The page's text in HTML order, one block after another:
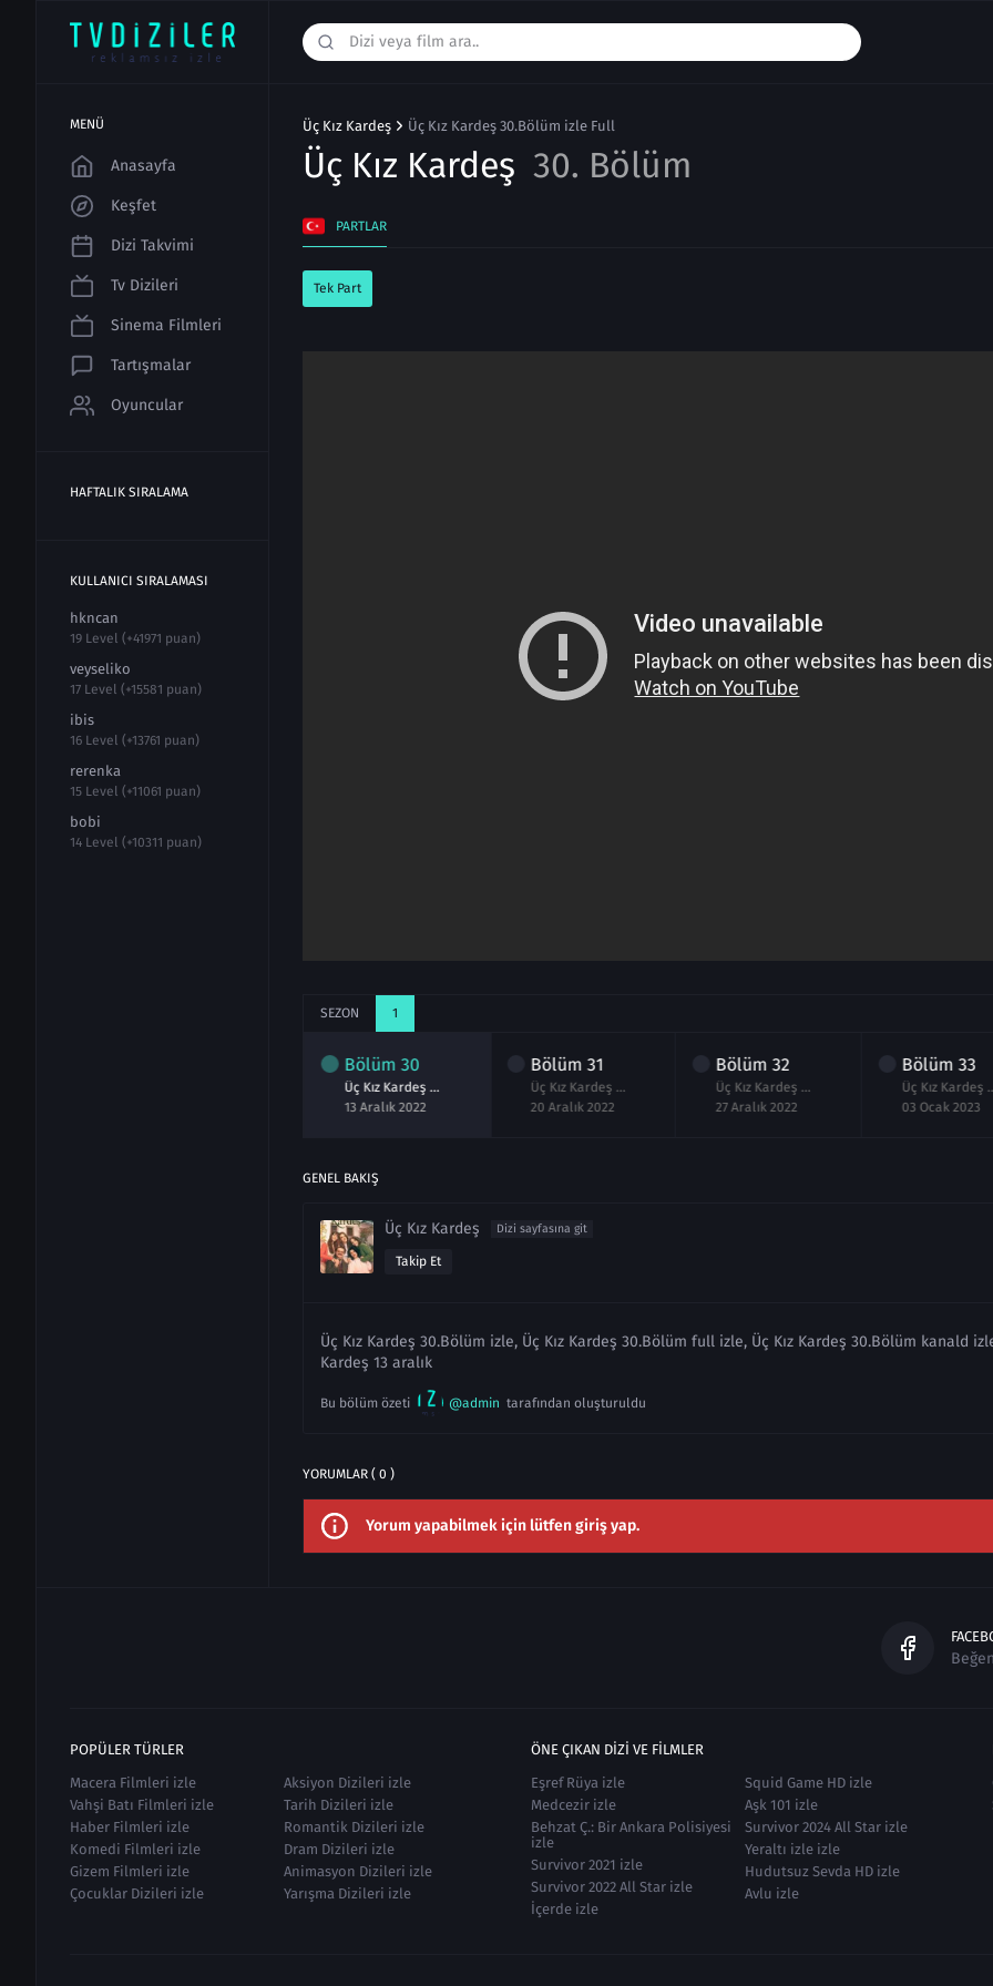
MENÜ
Anasayfa
Keşfet
Dizi Takvimi
Tv Dizileri
Sinema Filmleri
Tartışmalar
Oyuncular
HAFTALIK SIRALAMA
KULLANICI SIRALAMASI
hkncan
19 Level (+41971 puan)
veyseliko
17 Level (+15581 puan)
ibis
16 Level (+13761 puan)
rerenka
15 Level (+11061 puan)
bobi
14 Level (+10311 puan)
Üç Kız Kardeş Üç Kız Kardeş 30.Bölüm izle Full
Üç Kız Kardeş 30. Bölüm
PARTLAR
Tek Part
SEZON 1
Bölüm30
Üç Kız Kardeş 30.Bölüm izle Full
13 Aralık 2022
Bölüm31
Üç Kız Kardeş 31.Bölüm izle Full
20 Aralık 2022
Bölüm32
Üç Kız Kardeş 32.Bölüm Full izle
27 Aralık 2022
Bölüm33
Üç Kız
03 Ocak 2023
GENEL BAKIŞ
Üç Kız Kardeş Dizi sayfasına git
Takip Et
Üç Kız Kardeş 30.Bölüm izle, Üç Kız Kardeş 30.Bölüm full izle, Üç Kız Kardeş 30.Bölüm kanald
Kardeş 13 aralık
Bu bölüm özeti @admin tarafından oluşturuldu
YORUMLAR ( 0 )
Yorum yapabilmek için lütfen giriş yap.
Beğen
POPÜLER TÜRLER
Macera Filmleri izle
Vahşi Batı Filmleri izle
Haber Filmleri izle
Komedi Filmleri izle
Gizem Filmleri izle
Çocuklar Dizileri izle
Aksiyon Dizileri izle
Tarih Dizileri izle
Romantik Dizileri izle
Dram Dizileri izle
Animasyon Dizileri izle
Yarışma Dizileri izle
ÖNE ÇIKAN DIZI VE FILMLER
Eşref Rüya izle
Medcezir izle
Behzat Ç.: Bir Ankara Polisiyesi
izle
Survivor 2021 izle
Survivor 2022 All Star izle
İçerde izle
Squid Game HD izle
Aşk 101 izle
Survivor 2024 All Star izle
Yeraltı izle izle
Hudutsuz Sevda HD izle
Avlu izle